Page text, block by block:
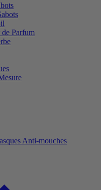
de Parfum
Anti-mouches